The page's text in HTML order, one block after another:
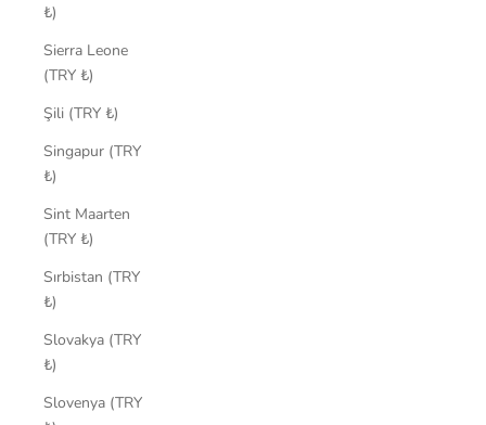
₺)
Sierra Leone
(TRY ₺)
Şili (TRY ₺)
Singapur (TRY
₺)
Sint Maarten
(TRY ₺)
Sırbistan (TRY
₺)
Slovakya (TRY
₺)
Slovenya (TRY